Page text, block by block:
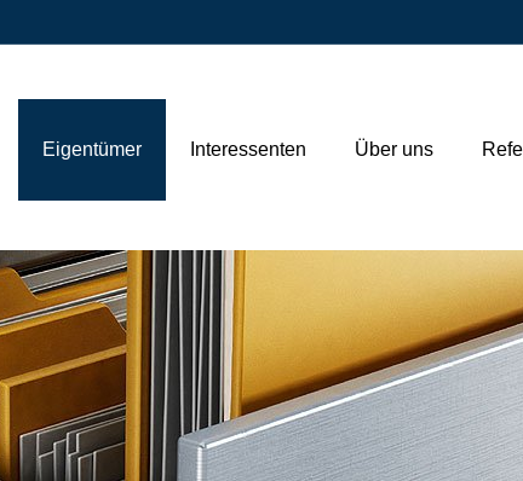
Eigentümer Interessenten Über uns